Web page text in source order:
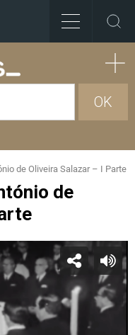
OK
de Oliveira Salazar – I Parte
de